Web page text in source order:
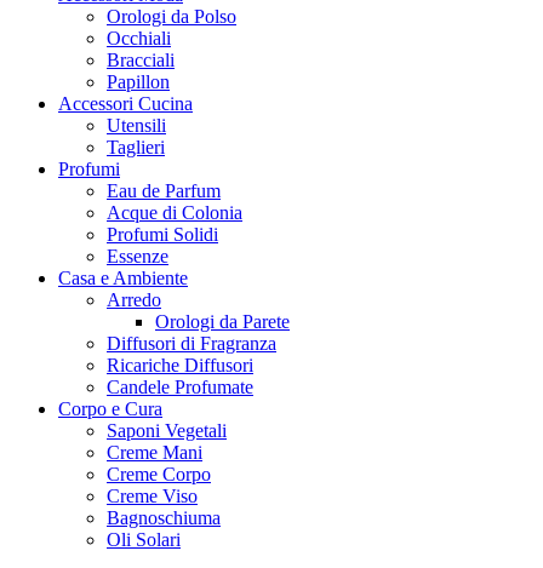
Orologi da Polso
Occhiali
Bracciali
Papillon
Accessori Cucina
Utensili
Taglieri
Profumi
Eau de Parfum
Acque di Colonia
Profumi Solidi
Essenze
Casa e Ambiente
Arredo
Orologi da Parete
Diffusori di Fragranza
Ricariche Diffusori
Candele Profumate
Corpo e Cura
Saponi Vegetali
Creme Mani
Creme Corpo
Creme Viso
Bagnoschiuma
Oli Solari